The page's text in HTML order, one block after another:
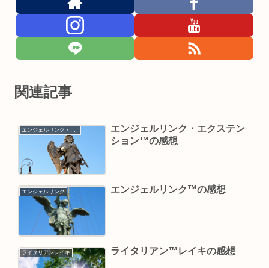
関連記事
エンジェルリンク・エクステン
ション™の感想
エンジェルリンク エンジェルリンク™の感想
ライタリアンレイキ ライタリアン™レイキの感想